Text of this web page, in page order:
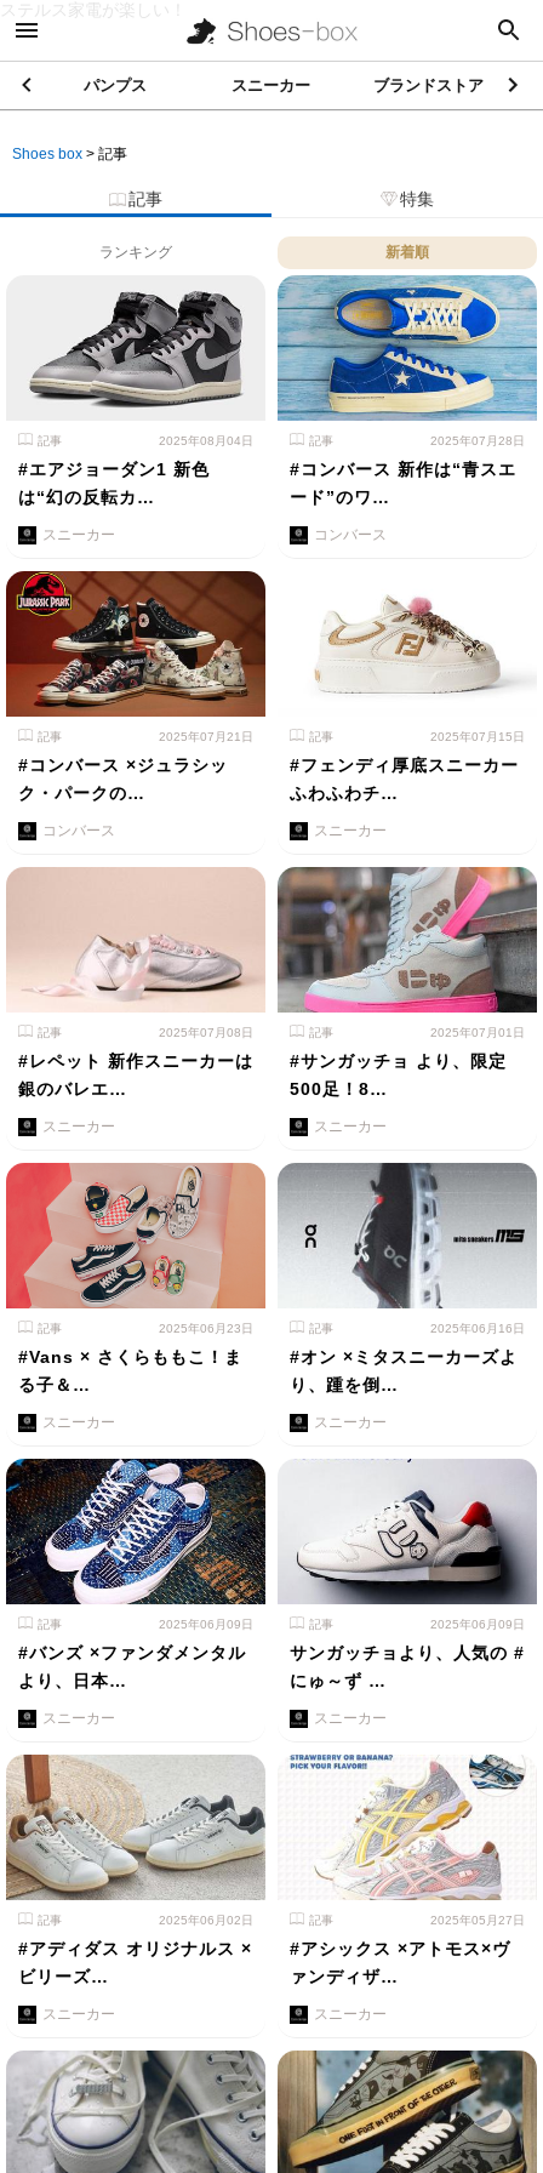
ステルス家電が楽しい！
パンプス スニーカー ブランドストア
Shoes box > 記事
記事 特集
ランキング 新着順
記事 2025年08月04日
#エアジョーダン1 新色
は“幻の反転カ…
スニーカー
記事 2025年07月28日
#コンバース 新作は“青スエ
ード”のワ…
コンバース
記事 2025年07月21日
#コンバース ×ジュラシッ
ク・パークの…
コンバース
記事 2025年07月15日
#フェンディ厚底スニーカー
ふわふわチ…
スニーカー
記事 2025年07月08日
#レペット 新作スニーカーは
銀のバレエ…
スニーカー
記事 2025年07月01日
#サンガッチョ より、限定
500足！8…
スニーカー
記事 2025年06月23日
#Vans × さくらももこ！ま
る子＆…
スニーカー
記事 2025年06月16日
#オン ×ミタスニーカーズよ
り、踵を倒…
スニーカー
記事 2025年06月09日
#バンズ ×ファンダメンタル
より、日本…
スニーカー
記事 2025年06月09日
サンガッチョより、人気の #
にゅ～ず …
スニーカー
記事 2025年06月02日
#アディダス オリジナルス ×
ビリーズ…
スニーカー
記事 2025年05月27日
#アシックス ×アトモス×ヴ
ァンディザ…
スニーカー